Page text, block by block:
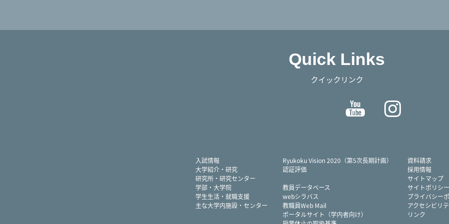
Quick Links
クイックリンク
FacebookYouTube
入試情報
大学紹介・研究
研究所・研究センター
学部・大学院
学生生活・就職支援
主な大学内施設・センター
Ryukoku Vision 2020（第5次長期計画）
認証評価
教員データベース
webシラバス
教職員Web Mail
ポータルサイト（学内者向け）
資料請求
採用情報
サイトマップ
サイトポリシー
プライバシー
アクセシビリ
リンク